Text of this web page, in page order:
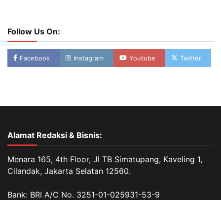
Follow Us On:
Facebook Instagram Youtube Twitter
Alamat Redaksi & Bisnis:
Menara 165, 4th Floor, Jl TB Simatupang, Kaveling 1,
Cilandak, Jakarta Selatan 12560.
Bank: BRI A/C No. 3251-01-025931-53-9